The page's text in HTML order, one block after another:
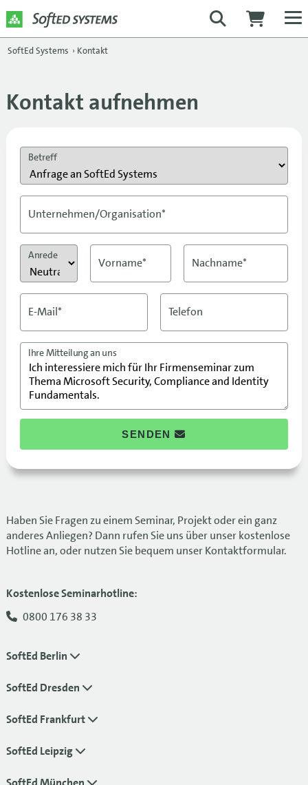
SoftEd Systems › Kontakt
Kontakt aufnehmen
Betreff
Unternehmen/Organisation*
Anrede
Vorname* Nachname*
E-Mail* Telefon
Ihre Mitteilung an uns
SENDEN
Haben Sie Fragen zu einem Seminar, Projekt oder ein ganz
anderes Anliegen? Dann rufen Sie uns über unser kostenlose
Hotline an, oder nutzen Sie bequem unser Kontaktformular.
Kostenlose Seminarhotline:
0800 176 38 33
SoftEd Berlin
SoftEd Dresden
SoftEd Frankfurt
SoftEd Leipzig